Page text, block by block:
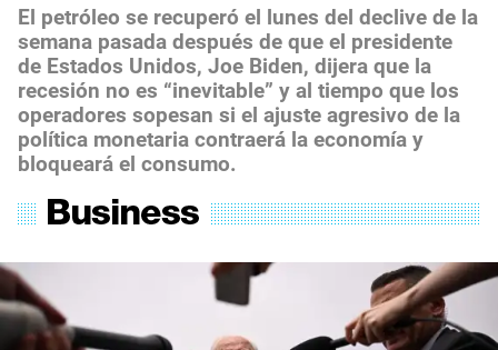
El petróleo se recuperó el lunes del declive de la
semana pasada después de que el presidente
de Estados Unidos, Joe Biden, dijera que la
recesión no es “inevitable” y al tiempo que los
operadores sopesan si el ajuste agresivo de la
política monetaria contraerá la economía y
bloqueará el consumo.